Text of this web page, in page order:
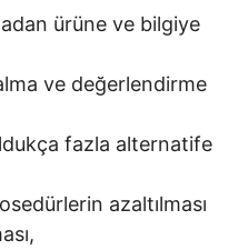
ürüne ve bilgiye
ve değerlendirme
fazla alternatife
azaltılması